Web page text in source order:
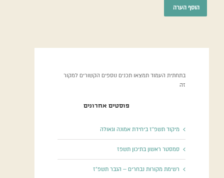
בתחתית העמוד תמצאו תכנים נוספים הקשורים למקור
זה
פוסטים אחרונים
מיקוד תשפ”ז ביחידת אמונה וגאולה
סמסטר ראשון בתיכון תשפז
רשימת מקורות נבחרים – הגבר תשפ”ז